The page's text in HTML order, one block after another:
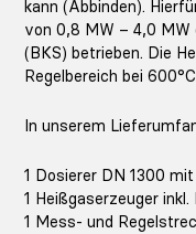
kann (Abbinden).
von 0,8 MW – 4,0 MW
(BKS) betrieben. Die
Regelbereich bei
In unserem
1 Dosierer DN 1300
1 Heißgaserzeuger
1 Mess- und